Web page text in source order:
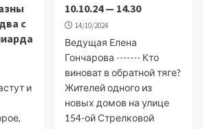
с
и
10.10.24 — 14.30
14/10/2024
Ведущая Елена
Гончарова ------- Кто
виноват в обратной тяге?
Жителей одного из
новых домов на улице
154-ой Стрелковой